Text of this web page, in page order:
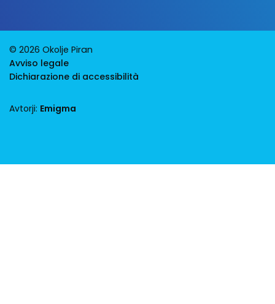
© 2026 Okolje Piran
Avviso legale
Dichiarazione di accessibilità
Avtorji: Emigma